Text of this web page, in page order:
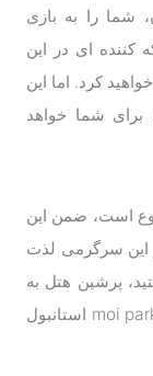
شما را به بازی
ای در این
کرد. اما این
برای شما خواهد
زیر 13 سال ممنوع است، ضمن این
این سرگرمی لذت
پرشین هتل به
شما پیشنهاد می کند که قسمت هتل وحشت moi park استانبول